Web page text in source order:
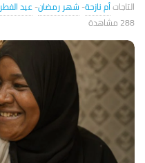
l
o
g
أم نازحة- شهر رمضان-عيد الفطر
288 ‎مشاهدة